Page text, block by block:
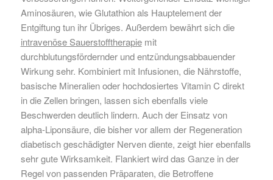
Aminosäuren, wie Glutathion als Hauptelement der
Entgiftung tun ihr Übriges. Außerdem bewährt sich die
intravenöse Sauerstofftherapiemit
durchblutungsfördernder und entzündungsabbauender
Wirkung sehr. Kombiniert mit Infusionen, die Nährstoffe,
basische Mineralien oder hochdosiertes Vitamin C direkt
in die Zellen bringen, lassen sich ebenfalls viele
Beschwerden deutlich lindern. Auch der Einsatz von
alpha-Liponsäure, die bisher vor allem der Regeneration
diabetisch geschädigter Nerven diente, zeigt hier ebenfalls
sehr gute Wirksamkeit. Flankiert wird das Ganze in der
Regel von passenden Präparaten, die Betroffene